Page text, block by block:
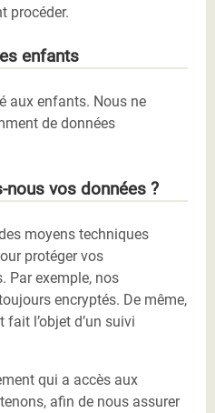
procéder.
enfants
aux enfants. Nous ne
de données
vos données ?
moyens techniques
protéger vos
Par exemple, nos
encryptés. De même,
fait l’objet d’un suivi
qui a accès aux
afin de nous assurer